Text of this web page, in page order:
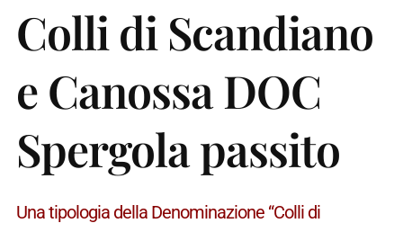
Colli di Scandiano
e Canossa DOC
Spergola passito
Una tipologia della Denominazione “Colli di